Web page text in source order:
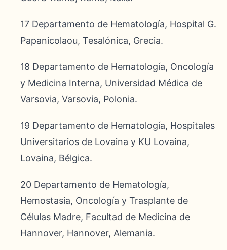
17 Departamento de Hematología, Hospital G.
Papanicolaou, Tesalónica, Grecia.
18 Departamento de Hematología, Oncología
y Medicina Interna, Universidad Médica de
Varsovia, Varsovia, Polonia.
19 Departamento de Hematología, Hospitales
Universitarios de Lovaina y KU Lovaina,
Lovaina, Bélgica.
20 Departamento de Hematología,
Hemostasia, Oncología y Trasplante de
Células Madre, Facultad de Medicina de
Hannover, Hannover, Alemania.